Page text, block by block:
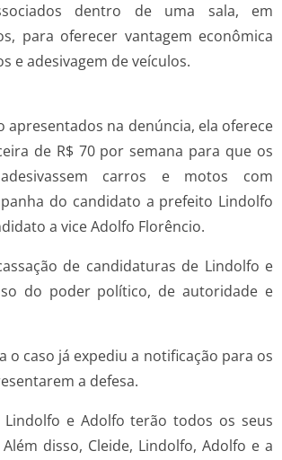
dentro de uma sala, em
para oferecer vantagem econômica
e adesivagem de veículos.
apresentados na denúncia, ela oferece
de R$ 70 por semana para que os
carros e motos com
do candidato a prefeito Lindolfo
a vice Adolfo Florêncio.
de candidaturas de Lindolfo e
do poder político, de autoridade e
o caso já expediu a notificação para os
a defesa.
Lindolfo e Adolfo terão todos os seus
disso, Cleide, Lindolfo, Adolfo e a